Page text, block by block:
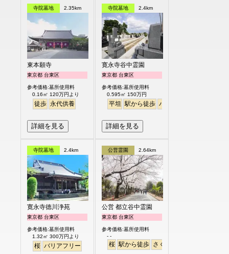
寺院墓地 2.35km
東本願寺
東京都 台東区
参考価格:墓所使用料
0.16㎡ 120万円より
徒歩 永代供養
詳細を見る
寺院墓地 2.4km
寛永寺谷中霊園
東京都 台東区
参考価格:墓所使用料
0.595㎡ 150万円
平坦 駅から徒歩 バリアフリー
詳細を見る
寺院墓地 2.4km
寛永寺德川浄苑
東京都 台東区
参考価格:墓所使用料
1.32㎡ 300万円より
桜 バリアフリー
公営霊園 2.64km
公営 都立谷中霊園
東京都 台東区
参考価格:墓所使用料
- -
桜 駅から徒歩 さくら